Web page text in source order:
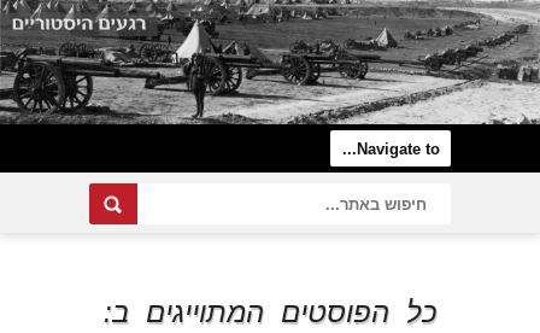
כל הפוסטים המתוייגים ב: